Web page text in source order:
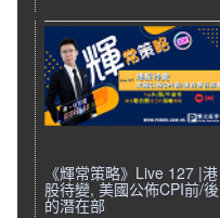
《輝常策略》Live 127 |港
股待變, 美國公佈CPI前/後
的潛在部